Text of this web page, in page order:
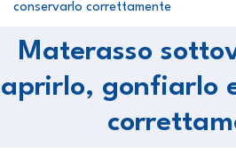
conservarlo correttamente
Materasso
aprirlo, gonfiarlo